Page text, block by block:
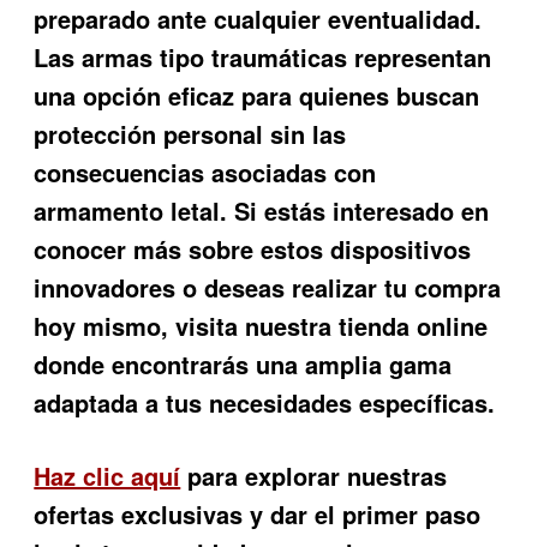
preparado ante cualquier eventualidad.
Las armas tipo traumáticas representan
una opción eficaz para quienes buscan
protección personal sin las
consecuencias asociadas con
armamento letal. Si estás interesado en
conocer más sobre estos dispositivos
innovadores o deseas realizar tu compra
hoy mismo, visita nuestra tienda online
donde encontrarás una amplia gama
adaptada a tus necesidades específicas.
Haz clic aquí para explorar nuestras
ofertas exclusivas y dar el primer paso